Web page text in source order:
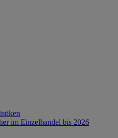
im Einzelhandel bis 2026